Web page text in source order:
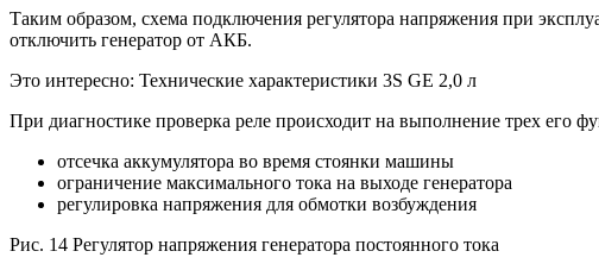
Таким образом, схема подключения регулятора напряжения при
отключить генератор от АКБ.
Это интересно: Технические характеристики 3S GE 2,0 л
При диагностике проверка реле происходит на выполнение трех его
отсечка аккумулятора во время стоянки машины
ограничение максимального тока на выходе генератора
регулировка напряжения для обмотки возбуждения
Рис. 14 Регулятор напряжения генератора постоянного тока